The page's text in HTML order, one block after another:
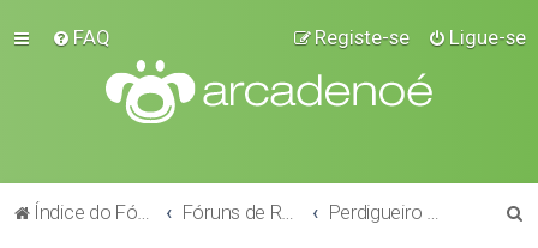
FAQ Ligue-se
Registe-se
Índice do Fórum